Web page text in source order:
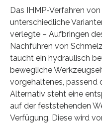
Das IHMP-Verfahren
unterschiedliche
verlegte – Aufbringen
Nachführen von
taucht ein hydraulisch
bewegliche
vorgehaltenes, passend
Alternativ steht eine
auf der feststehenden
Verfügung. Diese wird